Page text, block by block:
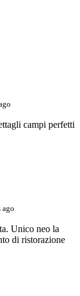
campi perfetti
ago
Unico neo la
di ristorazione